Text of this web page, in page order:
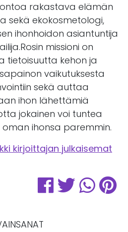
rakastava elämän
sekä ekokosmetologi,
ihonhoidon asiantuntija
missioni on
tietoisuutta kehon ja
vaikutuksesta
sekä auttaa
ihon lähettämiä
jokainen voi tuntea
oman ihonsa paremmin.
kirjoittajan julkaisemat